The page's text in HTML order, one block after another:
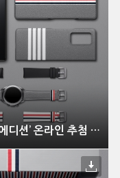
삼성전자, ‘갤럭시 Z 폴드2 톰브라운 에디션’ 온라인 추첨 방식으로 한정 판매